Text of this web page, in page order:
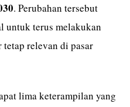
. Perubahan tersebut
untuk terus melakukan
tetap relevan di pasar
lima keterampilan yang